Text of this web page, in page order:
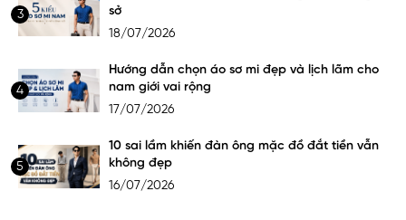
3
sở
18/07/2026
4
Hướng dẫn chọn áo sơ mi đẹp và lịch lãm cho
nam giới vai rộng
17/07/2026
5
10 sai lầm khiến đàn ông mặc đồ đắt tiền vẫn
không đẹp
16/07/2026